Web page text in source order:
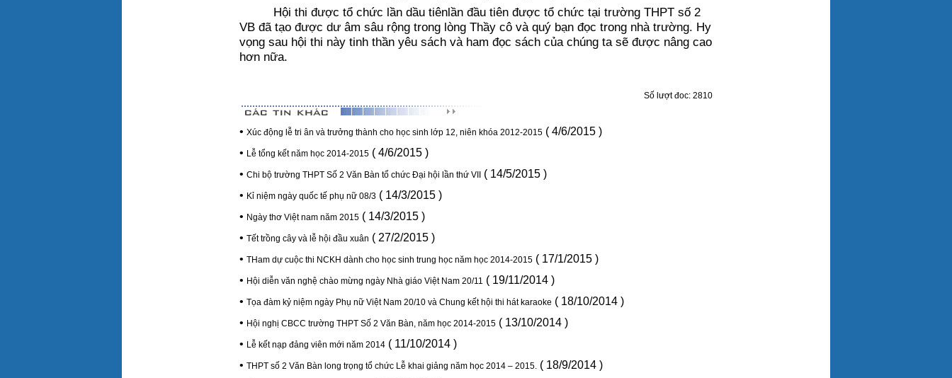
Hội thi được tổ chức lần dầu tiênlần đầu tiên được tổ chức tại trường THPT số 2
VB đã tạo được dư âm sâu rộng trong lòng Thầy cô và quý bạn đọc trong nhà trường. Hy
vọng sau hội thi này tinh thần yêu sách và ham đọc sách của chúng ta sẽ được nâng cao
hơn nữa.
Số lượt đoc: 2810
• Xúc động lễ tri ân và trưởng thành cho học sinh lớp 12, niên khóa 2012-2015 ( 4/6/2015 )
• Lễ tổng kết năm học 2014-2015 ( 4/6/2015 )
• Chi bộ trường THPT Số 2 Văn Bàn tổ chức Đại hội lần thứ VII
( 14/5/2015 )
• Kỉ niệm ngày quốc tế phụ nữ 08/3 ( 14/3/2015 )
• Ngày thơ Việt nam năm 2015 ( 14/3/2015 )
• Tết trồng cây và lễ hội đầu xuân ( 27/2/2015 )
• THam dự cuộc thi NCKH dành cho học sinh trung học năm học 2014-2015 ( 17/1/2015 )
• Hội diễn văn nghệ chào mừng ngày Nhà giáo Việt Nam 20/11 ( 19/11/2014 )
• Tọa đàm kỷ niệm ngày Phụ nữ Việt Nam 20/10 và Chung kết hội thi hát karaoke ( 18/10/2014 )
• Hội nghị CBCC trường THPT Số 2 Văn Bàn, năm học 2014-2015 ( 13/10/2014 )
• Lễ kết nạp đảng viên mới năm 2014 ( 11/10/2014 )
• THPT số 2 Văn Bàn long trọng tổ chức Lễ khai giảng năm học 2014 – 2015. ( 18/9/2014 )